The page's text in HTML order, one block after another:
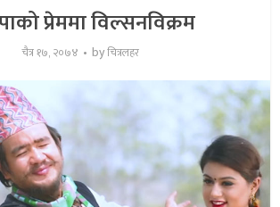
प्रेममा विल्सनविक्रम
चैत्र १७, २०७४ byचित्रलहर